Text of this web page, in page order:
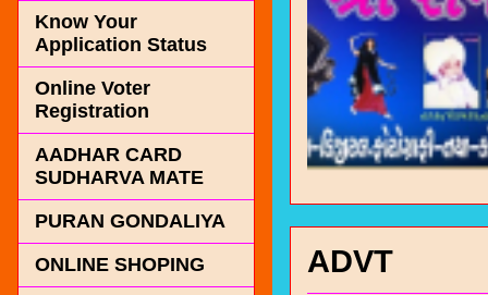
ADVT
Know Your
Application Status
Online Voter
Registration
AADHAR CARD
SUDHARVA MATE
PURAN GONDALIYA
ONLINE SHOPING